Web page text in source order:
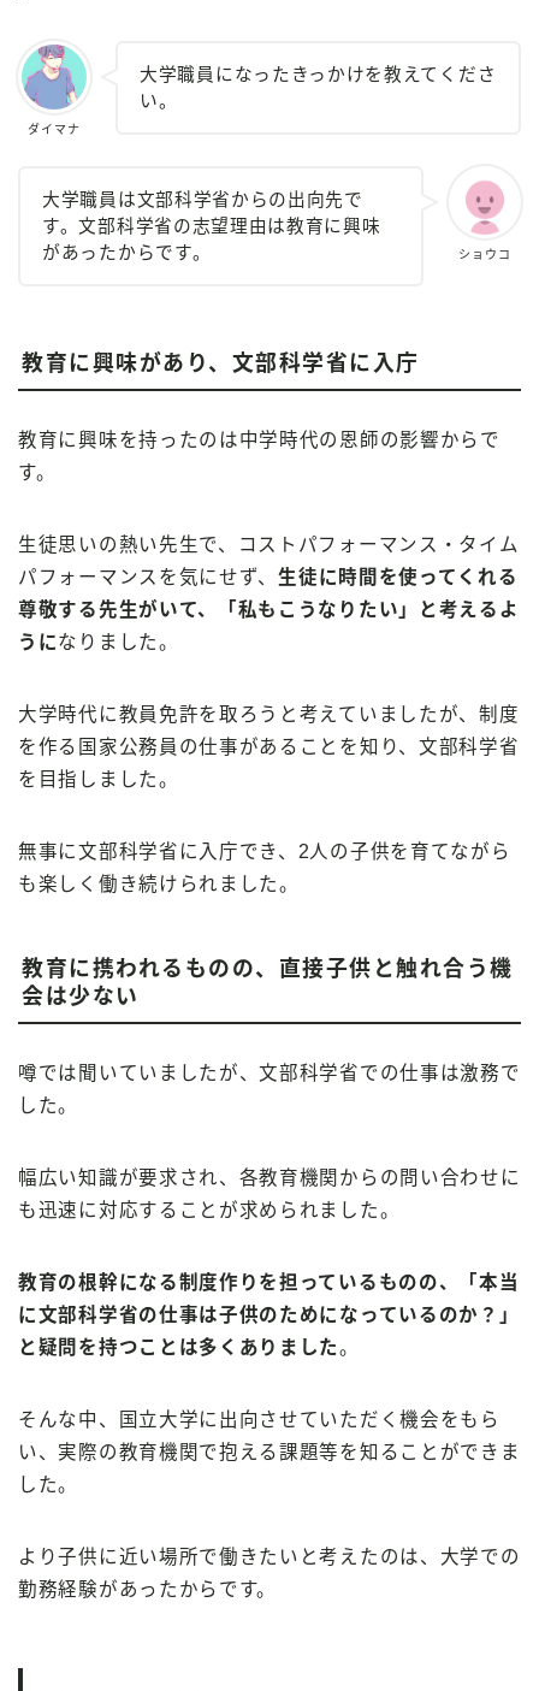
ダイマナ
大学職員になったきっかけを教えてくださ
い。
ショウコ
大学職員は文部科学省からの出向先で
す。文部科学省の志望理由は教育に興味
があったからです。
教育に興味があり、文部科学省に入庁
教育に興味を持ったのは中学時代の恩師の影響からで
す。
生徒思いの熱い先生で、コストパフォーマンス・タイム
パフォーマンスを気にせず、生徒に時間を使ってくれる
尊敬する先生がいて、「私もこうなりたい」と考えるよ
うになりました。
大学時代に教員免許を取ろうと考えていましたが、制度
を作る国家公務員の仕事があることを知り、文部科学省
を目指しました。
無事に文部科学省に入庁でき、2人の子供を育てながら
も楽しく働き続けられました。
教育に携われるものの、直接子供と触れ合う機
会は少ない
噂では聞いていましたが、文部科学省での仕事は激務で
した。
幅広い知識が要求され、各教育機関からの問い合わせに
も迅速に対応することが求められました。
教育の根幹になる制度作りを担っているものの、「本当
に文部科学省の仕事は子供のためになっているのか？」
と疑問を持つことは多くありました。
そんな中、国立大学に出向させていただく機会をもら
い、実際の教育機関で抱える課題等を知ることができま
した。
より子供に近い場所で働きたいと考えたのは、大学での
勤務経験があったからです。